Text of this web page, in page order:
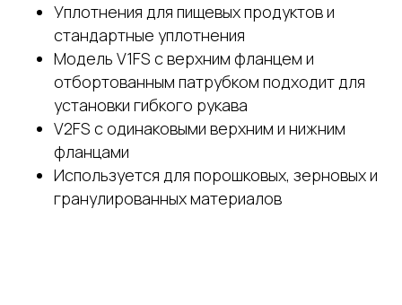
Уплотнения для пищевых продуктов и
стандартные уплотнения
Модель V1FS с верхним фланцем и
отбортованным патрубком подходит для
установки гибкого рукава
V2FS с одинаковыми верхним и нижним
фланцами
Используется для порошковых, зерновых и
гранулированных материалов